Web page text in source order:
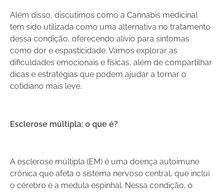
Além disso, discutimos como a Cannabis medicinal
tem sido utilizada como uma alternativa no tratamento
dessa condição, oferecendo alívio para sintomas
como dor e espasticidade. Vamos explorar as
dificuldades emocionais e físicas, além de compartilhar
dicas e estratégias que podem ajudar a tornar o
cotidiano mais leve.
Esclerose múltipla: o que é?
A esclerose múltipla (EM) é uma doença autoimune
crônica que afeta o sistema nervoso central, que inclui
o cérebro e a medula espinhal. Nessa condição, o